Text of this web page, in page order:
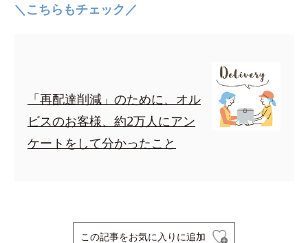
＼こちらもチェック／
「再配達削減」のために、オル
ビスのお客様、約2万人にアン
ケートをして分かったこと
この記事をお気に入りに追加